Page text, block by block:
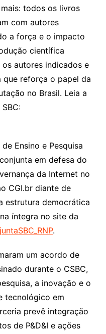
todos os livros
com autores
a força e o impacto
científica
os autores indicados e
que reforça o papel da
no Brasil. Leia a
Ensino e Pesquisa
em defesa do
da Internet no
CGI.br diante de
estrutura democrática
íntegra no site da
.
um acordo de
durante o CSBC,
a inovação e o
tecnológico em
prevê integração
de P&D&I e ações